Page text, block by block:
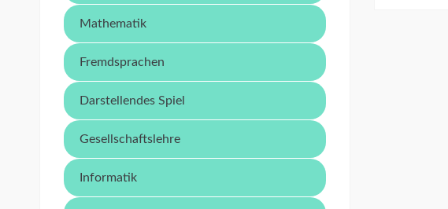
Mathematik
Fremdsprachen
Darstellendes Spiel
Gesellschaftslehre
Informatik